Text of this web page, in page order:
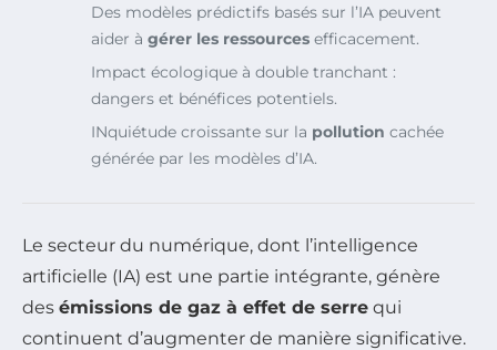
Des modèles prédictifs basés sur l’IA peuvent
aider à gérer les ressources efficacement.
Impact écologique à double tranchant :
dangers et bénéfices potentiels.
INquiétude croissante sur la pollution cachée
générée par les modèles d’IA.
Le secteur du numérique, dont l’intelligence
artificielle (IA) est une partie intégrante, génère
des émissions de gaz à effet de serre qui
continuent d’augmenter de manière significative.